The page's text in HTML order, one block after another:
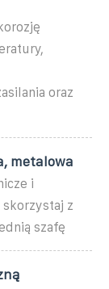
oraz
metalowa
i
z
szafę